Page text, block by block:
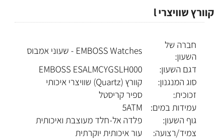
קוורץ שוויצרי l
חברה של
השעון:
EMBOSS Watches - שעוני אמבוס
דגם השעון:
EMBOSS ESALMCYGSLH000
סוג המנגנון:
קוורץ (Quartz) שוויצרי איכותי
זכוכית:
ספיר קריסטל
עמידות במים:
5ATM
גוף השעון:
פלדה אל-חלד מעוצבת ואיכותית
צמיד/רצועה:
עור איכותית יוקרתית